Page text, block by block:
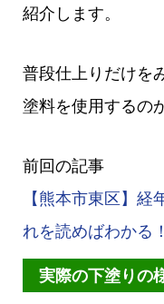
紹介します。
普段仕上りだけを
塗料を使用するの
前回の記事
【熊本市東区】
れを読めばわかる！
実際の下塗りの